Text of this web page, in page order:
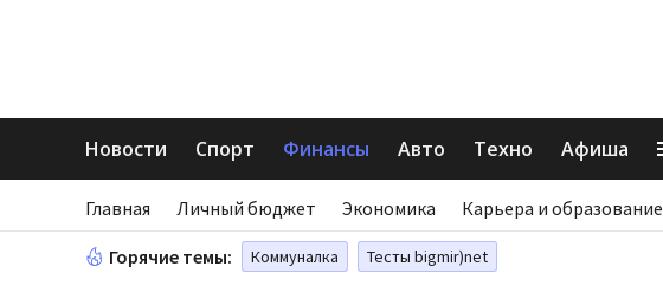
Новости Спорт Финансы Авто Техно Афиша
Главная Личный бюджет Экономика Карьера и образование
Горячие темы: Коммуналка Тесты bigmir)net